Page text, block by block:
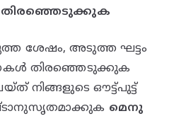
തിരഞ്ഞെടുക്കുക
ശേഷം, അടുത്ത ഘട്ടം
തിരഞ്ഞെടുക്കുക
നിങ്ങളുടെ ഔട്ട്പുട്ട്
മെനു